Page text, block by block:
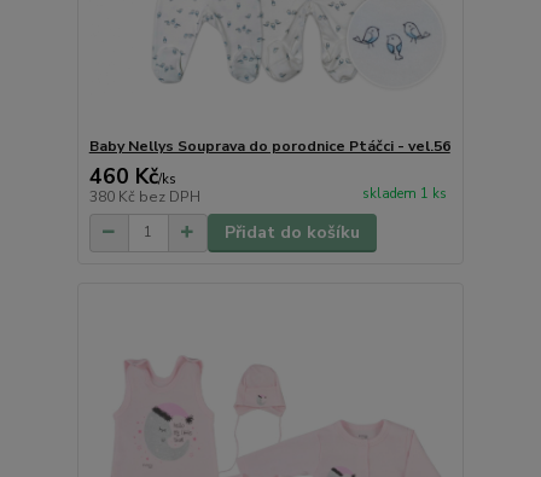
Baby Nellys Souprava do porodnice Ptáčci - vel.56
460 Kč/ks
380 Kč bez DPH skladem 1 ks
Přidat do košíku